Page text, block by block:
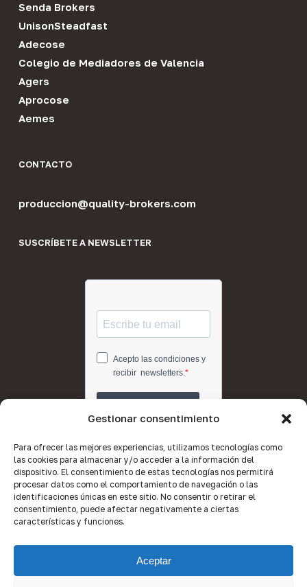
Gestionar consentimiento
Para ofrecer las mejores experiencias, utilizamos tecnologías como
las cookies para almacenar y/o acceder a la información del
dispositivo. El consentimiento de estas tecnologías nos permitirá
procesar datos como el comportamiento de navegación o las
identificaciones únicas en este sitio. No consentir o retirar el
consentimiento, puede afectar negativamente a ciertas
características y funciones.
Aceptar
Senda Brokers
UnisonSteadfast
Adecose
Colegio de Mediadores de Valencia
Agers
Aprocose
Aemes
CONTACTO
produccion@quality-brokers.com
SUSCRÍBETE A NEWSLETTER